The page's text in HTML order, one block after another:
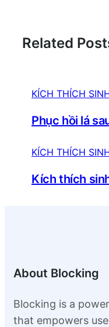
Related
KÍCH THÍCH
Phục hồi lá
KÍCH THÍCH
Kích thích
About Blocking
Blocking is a
that empowers